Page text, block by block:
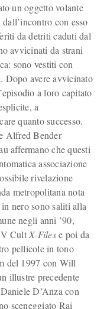
un oggetto volante
con esso
da detriti caduti dal
avvicinati da strani
sono vestiti con
Dopo avere avvicinato
a loro capitato
a
quanto successo.
Alfred Bender
affermano che questi
associazione
rivelazione
metropolitana nota
nero sono saliti alla
negli anni ’90,
Cult X-Filese poi da
pellicole in tono
del 1997 con Will
illustre precedente
D’Anza con
sceneggiato Rai